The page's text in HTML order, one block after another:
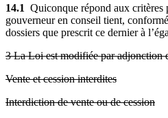
14.1 Quiconque répond aux critères
gouverneur en conseil tient,
dossiers que prescrit ce dernier à
3 La Loi est modifiée par adjonction
Vente et cession interdites
Interdiction de vente ou de cession